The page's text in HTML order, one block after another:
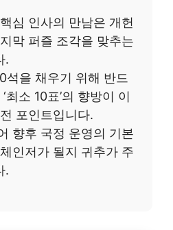
심 인사의 만남은 개헌
막 퍼즐 조각을 맞추는
.
석을 채우기 위해 반드
최소 10표’의 향방이 이
포인트입니다.
향후 국정 운영의 기본
인저가 될지 귀추가 주
.